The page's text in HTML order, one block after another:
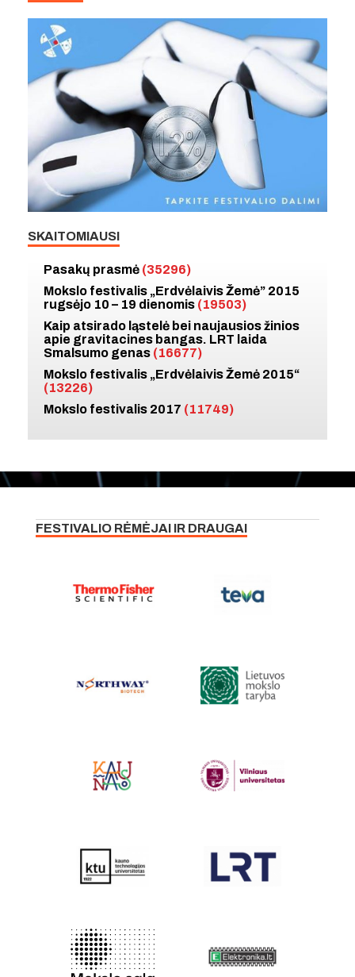
SKAITOMIAUSI
Pasakų prasmė (35296)
Mokslo festivalis „Erdvėlaivis Žemė” 2015
rugsėjo 10 – 19 dienomis (19503)
Kaip atsirado ląstelė bei naujausios žinios
apie gravitacines bangas. LRT laida
Smalsumo genas (16677)
Mokslo festivalis „Erdvėlaivis Žemė 2015“
(13226)
Mokslo festivalis 2017 (11749)
FESTIVALIO RĖMĖJAI IR DRAUGAI